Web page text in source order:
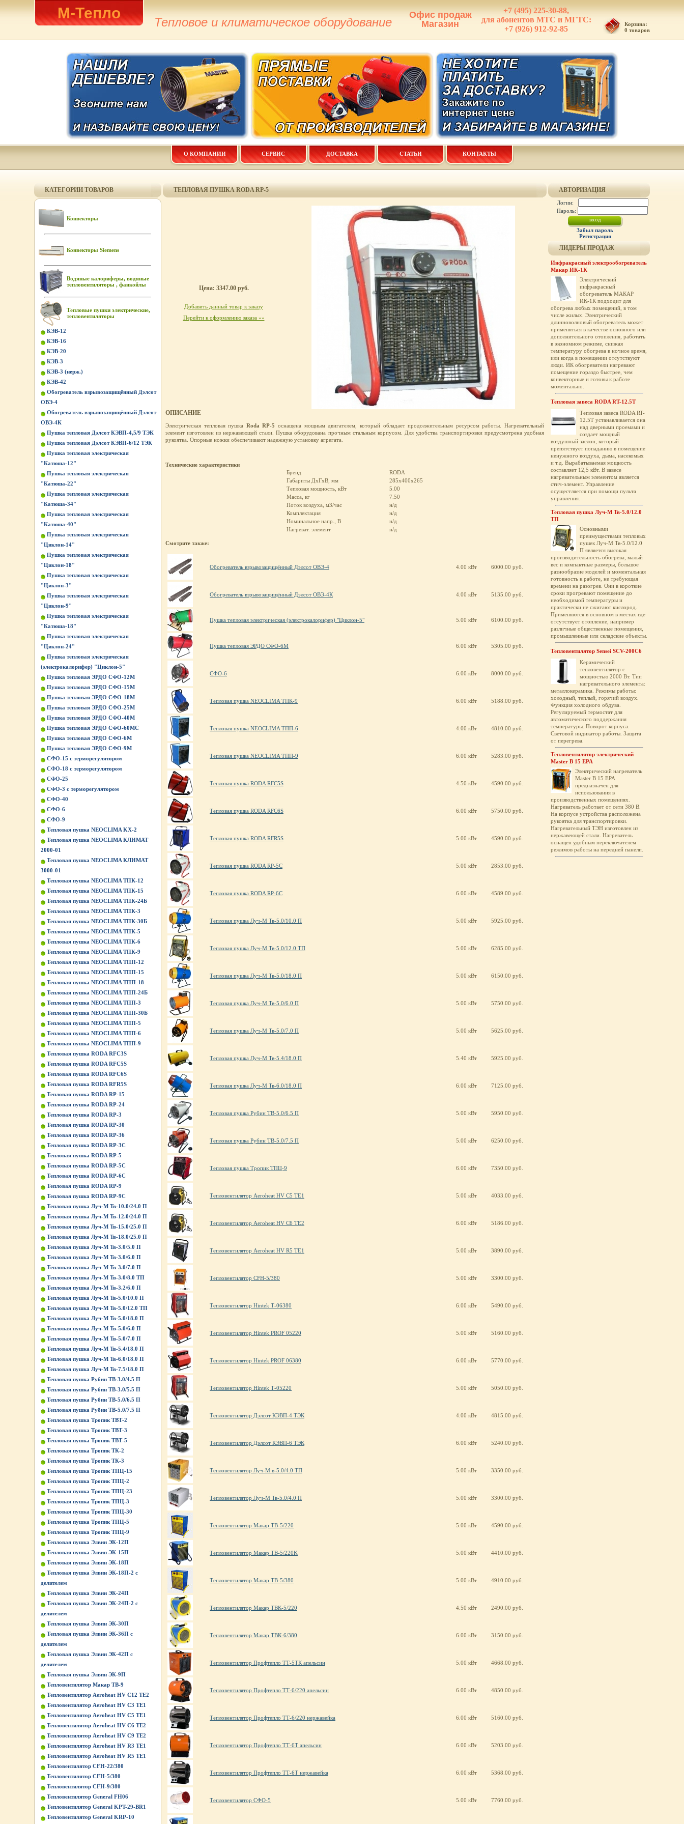
М-Тепло
Тепловое и климатическое оборудование
Офис продаж
Магазин
+7 (495) 225-30-88,
для абонентов МТС и МГТС:
+7 (926) 912-92-85
Корзина:
0 товаров
О КОМПАНИИ СЕРВИС ДОСТАВКА СТАТЬИ КОНТАКТЫ
КАТЕГОРИИ ТОВАРОВ
Конвекторы
Конвекторы Siemens
Водяные калориферы, водяные
тепловентиляторы , фанкойлы
Тепловые пушки электрические,
тепловентиляторы
КЭВ-12
КЭВ-16
КЭВ-20
КЭВ-3
КЭВ-3 (нерж.)
КЭВ-42
Обогреватель взрывозащищённый Дэлсот
ОВЭ-4
Обогреватель взрывозащищённый Дэлсот
ОВЭ-4К
Пушка тепловая Дэлсот КЭВП-4,5/9 ТЭК
Пушка тепловая Дэлсот КЭВП-6/12 ТЭК
Пушка тепловая электрическая
"Катюша-12"
Пушка тепловая электрическая
"Катюша-22"
Пушка тепловая электрическая
"Катюша-34"
Пушка тепловая электрическая
"Катюша-40"
Пушка тепловая электрическая
"Циклон-14"
Пушка тепловая электрическая
"Циклон-18"
Пушка тепловая электрическая
"Циклон-3"
Пушка тепловая электрическая
"Циклон-9"
Пушка тепловая электрическая
"Катюша-18"
Пушка тепловая электрическая
"Циклон-24"
Пушка тепловая электрическая
(электрокалорифер) "Циклон-5"
Пушка тепловая ЭРДО СФО-12М
Пушка тепловая ЭРДО СФО-15М
Пушка тепловая ЭРДО СФО-18М
Пушка тепловая ЭРДО СФО-25М
Пушка тепловая ЭРДО СФО-40М
Пушка тепловая ЭРДО СФО-60МС
Пушка тепловая ЭРДО СФО-6М
Пушка тепловая ЭРДО СФО-9М
СФО-15 с терморегулятором
СФО-18 с терморегулятором
СФО-25
СФО-3 с терморегулятором
СФО-40
СФО-6
СФО-9
Тепловая пушка NEOCLIMA KХ-2
Тепловая пушка NEOCLIMA КЛИМАТ
2000-01
Тепловая пушка NEOCLIMA КЛИМАТ
3000-01
Тепловая пушка NEOCLIMA ТПК-12
Тепловая пушка NEOCLIMA ТПК-15
Тепловая пушка NEOCLIMA ТПК-24Б
Тепловая пушка NEOCLIMA ТПК-3
Тепловая пушка NEOCLIMA ТПК-30Б
Тепловая пушка NEOCLIMA ТПК-5
Тепловая пушка NEOCLIMA ТПК-6
Тепловая пушка NEOCLIMA ТПК-9
Тепловая пушка NEOCLIMA ТПП-12
Тепловая пушка NEOCLIMA ТПП-15
Тепловая пушка NEOCLIMA ТПП-18
Тепловая пушка NEOCLIMA ТПП-24Б
Тепловая пушка NEOCLIMA ТПП-3
Тепловая пушка NEOCLIMA ТПП-30Б
Тепловая пушка NEOCLIMA ТПП-5
Тепловая пушка NEOCLIMA ТПП-6
Тепловая пушка NEOCLIMA ТПП-9
Тепловая пушка RODA RFC3S
Тепловая пушка RODA RFC5S
Тепловая пушка RODA RFC6S
Тепловая пушка RODA RFR5S
Тепловая пушка RODA RP-15
Тепловая пушка RODA RP-24
Тепловая пушка RODA RP-3
Тепловая пушка RODA RP-30
Тепловая пушка RODA RP-36
Тепловая пушка RODA RP-3C
Тепловая пушка RODA RP-5
Тепловая пушка RODA RP-5C
Тепловая пушка RODA RP-6C
Тепловая пушка RODA RP-9
Тепловая пушка RODA RP-9C
Тепловая пушка Луч-М Тв-10.0/24.0 П
Тепловая пушка Луч-М Тв-12.0/24.0 П
Тепловая пушка Луч-М Тв-15.0/25.0 П
Тепловая пушка Луч-М Тв-18.0/25.0 П
Тепловая пушка Луч-М Тв-3.0/5.0 П
Тепловая пушка Луч-М Тв-3.0/6.0 П
Тепловая пушка Луч-М Тв-3.0/7.0 П
Тепловая пушка Луч-М Тв-3.0/8.0 ТП
Тепловая пушка Луч-М Тв-3.2/6.0 П
Тепловая пушка Луч-М Тв-5.0/10.0 П
Тепловая пушка Луч-М Тв-5.0/12.0 ТП
Тепловая пушка Луч-М Тв-5.0/18.0 П
Тепловая пушка Луч-М Тв-5.0/6.0 П
Тепловая пушка Луч-М Тв-5.0/7.0 П
Тепловая пушка Луч-М Тв-5.4/18.0 П
Тепловая пушка Луч-М Тв-6.0/18.0 П
Тепловая пушка Луч-М Тв-7.5/18.0 П
Тепловая пушка Рубин ТВ-3.0/4.5 П
Тепловая пушка Рубин ТВ-3.0/5.5 П
Тепловая пушка Рубин ТВ-5.0/6.5 П
Тепловая пушка Рубин ТВ-5.0/7.5 П
Тепловая пушка Тропик ТВТ-2
Тепловая пушка Тропик ТВТ-3
Тепловая пушка Тропик ТВТ-5
Тепловая пушка Тропик ТК-2
Тепловая пушка Тропик ТК-3
Тепловая пушка Тропик ТПЦ-15
Тепловая пушка Тропик ТПЦ-2
Тепловая пушка Тропик ТПЦ-23
Тепловая пушка Тропик ТПЦ-3
Тепловая пушка Тропик ТПЦ-30
Тепловая пушка Тропик ТПЦ-5
Тепловая пушка Тропик ТПЦ-9
Тепловая пушка Элвин ЭК-12П
Тепловая пушка Элвин ЭК-15П
Тепловая пушка Элвин ЭК-18П
Тепловая пушка Элвин ЭК-18П-2 с
делителем
Тепловая пушка Элвин ЭК-24П
Тепловая пушка Элвин ЭК-24П-2 с
делителем
Тепловая пушка Элвин ЭК-30П
Тепловая пушка Элвин ЭК-36П с
делителем
Тепловая пушка Элвин ЭК-42П с
делителем
Тепловая пушка Элвин ЭК-9П
Тепловентилятор Макар ТВ-9
Тепловентилятор Aeroheat HV C12 TE2
Тепловентилятор Aeroheat HV C3 TE1
Тепловентилятор Aeroheat HV C5 TE1
Тепловентилятор Aeroheat HV C6 TE2
Тепловентилятор Aeroheat HV C9 TE2
Тепловентилятор Aeroheat HV R3 TE1
Тепловентилятор Aeroheat HV R5 TE1
Тепловентилятор CFH-22/380
Тепловентилятор CFH-5/380
Тепловентилятор CFH-9/380
Тепловентилятор General FH06
Тепловентилятор General KPT-29-BR1
Тепловентилятор General KRP-10
ТЕПЛОВАЯ ПУШКА RODA RP-5
Цена: 3347.00 руб.
Добавить данный товар к заказу
Перейти к оформлению заказа »»
ОПИСАНИЕ
Электрическая тепловая пушка Roda RP-5 оснащена мощным двигателем, который обладает продолжительным ресурсом работы. Нагревательный
элемент изготовлен из нержавеющей стали. Пушка оборудована прочным стальным корпусом. Для удобства транспортировки предусмотрена удобная
рукоятка. Опорные ножки обеспечивают надежную установку агрегата.
Технические характеристики
Бренд
RODA
Габариты ДхГхВ, мм
285х400х265
Тепловая мощность, кВт
5.00
Масса, кг
7.50
Поток воздуха, м3/час
н/д
Комплектация
н/д
Номинальное напр., В
н/д
Нагреват. элемент
н/д
Смотрите также:
Обогреватель взрывозащищённый Дэлсот ОВЭ-4 4.00 кВт 6000.00 руб.
Обогреватель взрывозащищённый Дэлсот ОВЭ-4К 4.00 кВт 5135.00 руб.
Пушка тепловая электрическая (электрокалорифер) "Циклон-5" 5.00 кВт 6100.00 руб.
Пушка тепловая ЭРДО СФО-6М 6.00 кВт 5305.00 руб.
СФО-6 6.00 кВт 8000.00 руб.
Тепловая пушка NEOCLIMA ТПК-9 6.00 кВт 5188.00 руб.
Тепловая пушка NEOCLIMA ТПП-6 4.00 кВт 4810.00 руб.
Тепловая пушка NEOCLIMA ТПП-9 6.00 кВт 5283.00 руб.
Тепловая пушка RODA RFC5S 4.50 кВт 4590.00 руб.
Тепловая пушка RODA RFC6S 6.00 кВт 5750.00 руб.
Тепловая пушка RODA RFR5S 5.00 кВт 4590.00 руб.
Тепловая пушка RODA RP-5C 5.00 кВт 2853.00 руб.
Тепловая пушка RODA RP-6C 6.00 кВт 4589.00 руб.
Тепловая пушка Луч-М Тв-5.0/10.0 П 5.00 кВт 5925.00 руб.
Тепловая пушка Луч-М Тв-5.0/12.0 ТП 5.00 кВт 6285.00 руб.
Тепловая пушка Луч-М Тв-5.0/18.0 П 5.00 кВт 6150.00 руб.
Тепловая пушка Луч-М Тв-5.0/6.0 П 5.00 кВт 5750.00 руб.
Тепловая пушка Луч-М Тв-5.0/7.0 П 5.00 кВт 5625.00 руб.
Тепловая пушка Луч-М Тв-5.4/18.0 П 5.40 кВт 5925.00 руб.
Тепловая пушка Луч-М Тв-6.0/18.0 П 6.00 кВт 7125.00 руб.
Тепловая пушка Рубин ТВ-5.0/6.5 П 5.00 кВт 5950.00 руб.
Тепловая пушка Рубин ТВ-5.0/7.5 П 5.00 кВт 6250.00 руб.
Тепловая пушка Тропик ТПЦ-9 6.00 кВт 7350.00 руб.
Тепловентилятор Aeroheat HV C5 TE1 5.00 кВт 4033.00 руб.
Тепловентилятор Aeroheat HV C6 TE2 6.00 кВт 5186.00 руб.
Тепловентилятор Aeroheat HV R5 TE1 5.00 кВт 3890.00 руб.
Тепловентилятор CFH-5/380 5.00 кВт 3300.00 руб.
Тепловентилятор Hintek Т-06380 6.00 кВт 5490.00 руб.
Тепловентилятор Hintek PROF 05220 5.00 кВт 5160.00 руб.
Тепловентилятор Hintek PROF 06380 6.00 кВт 5770.00 руб.
Тепловентилятор Hintek Т-05220 5.00 кВт 5050.00 руб.
Тепловентилятор Дэлсот КЭВП-4 ТЭК 4.00 кВт 4815.00 руб.
Тепловентилятор Дэлсот КЭВП-6 ТЭК 6.00 кВт 5240.00 руб.
Тепловентилятор Луч-М в-5.0/4.0 ТП 5.00 кВт 3350.00 руб.
Тепловентилятор Луч-М Тв-5.0/4.0 П 5.00 кВт 3300.00 руб.
Тепловентилятор Макар ТВ-5/220 5.00 кВт 4590.00 руб.
Тепловентилятор Макар ТВ-5/220K 5.00 кВт 4410.00 руб.
Тепловентилятор Макар ТВ-5/380 5.00 кВт 4910.00 руб.
Тепловентилятор Макар ТВК-5/220 4.50 кВт 2490.00 руб.
Тепловентилятор Макар ТВК-6/380 6.00 кВт 3150.00 руб.
Тепловентилятор Профтепло ТТ-5ТК апельсин 5.00 кВт 4668.00 руб.
Тепловентилятор Профтепло ТТ-6/220 апельсин 6.00 кВт 4850.00 руб.
Тепловентилятор Профтепло ТТ-6/220 нержавейка 6.00 кВт 5160.00 руб.
Тепловентилятор Профтепло ТТ-6Т апельсин 6.00 кВт 5203.00 руб.
Тепловентилятор Профтепло ТТ-6Т нержавейка 6.00 кВт 5368.00 руб.
Тепловентилятор СФО-5 5.00 кВт 7760.00 руб.
АВТОРИЗАЦИЯ
Логин:
Пароль:
Забыл пароль
Регистрация
ЛИДЕРЫ ПРОДАЖ
Инфракрасный электрообогреватель
Макар ИК-1К
Электрический
инфракрасный
обогреватель МАКАР
ИК-1К подходит для
обогрева любых помещений, в том
числе жилых. Электрический
длинноволновый обогреватель может
применяться в качестве основного или
дополнительного отопления, работать
в экономном режиме, снижая
температуру обогрева в ночное время,
или когда в помещении отсутствуют
люди. ИК обогреватели нагревают
помещение гораздо быстрее, чем
конвекторные и готовы к работе
моментально.
Тепловая завеса RODA RT-12.5T
Тепловая завеса RODA RT-
12.5T устанавливается она
над дверными проемами и
создает мощный
воздушный заслон, который
препятствует попаданию в помещение
ненужного воздуха, дыма, насекомых
и т.д. Вырабатываемая мощность
составляет 12,5 кВт. В завесе
нагревательным элементом является
стич-элемент. Управление
осущестляется при помощи пульта
управления.
Тепловая пушка Луч-М Тв-5.0/12.0
ТП
Основными
преимуществами тепловых
пушек Луч-М Тв-5.0/12.0
П является высокая
производительность обогрева, малый
вес и компактные размеры, большое
разнообразие моделей и моментальная
готовность к работе, не требующая
времени на разогрев. Они в короткие
сроки прогревают помещение до
необходимой температуры и
практически не сжигают кислород.
Применяются в основном в местах где
отсутствует отопление, например
различные общественные помещения,
промышленные или складские объекты.
Тепловентилятор Sensei SCV-200C6
Керамический
тепловентилятор с
мощностью 2000 Вт. Тип
нагревательного элемента:
металлокерамика. Режимы работы:
холодный, теплый, горячий воздух.
Функция холодного обдува.
Регулируемый термостат для
автоматического поддержания
температуры. Поворот корпуса.
Световой индикатор работы. Защита
от перегрева.
Тепловентилятор электрический
Master B 15 EPA
Электрический нагреватель
Master B 15 EPA
предназначен для
использования в
производственных помещениях.
Нагреватель работает от сети 380 В.
На корпусе устройства расположена
рукоятка для транспортировки.
Нагревательный ТЭН изготовлен из
нержавеющей стали. Нагреватель
оснащен удобным переключателем
режимов работы на передней панели.